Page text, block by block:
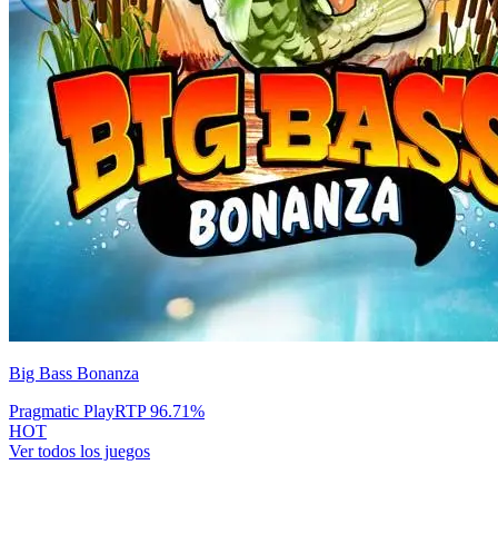
Big Bass Bonanza
Pragmatic PlayRTP96.71%
HOT
Ver todos los juegos